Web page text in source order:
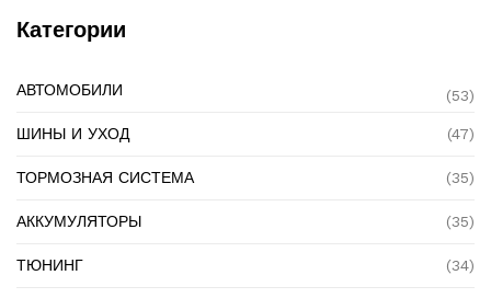
Категории
АВТОМОБИЛИ (53)
ШИНЫ И УХОД (47)
ТОРМОЗНАЯ СИСТЕМА (35)
АККУМУЛЯТОРЫ (35)
ТЮНИНГ (34)